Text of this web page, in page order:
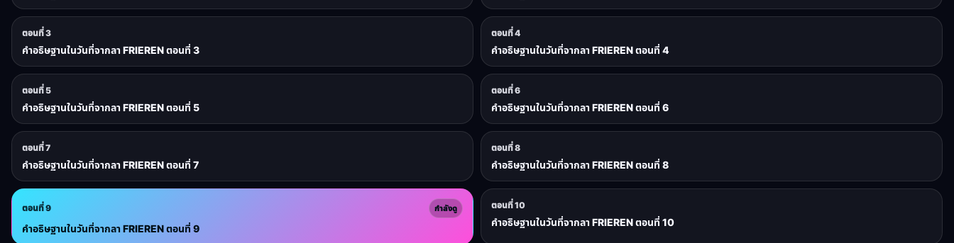
ตอนที่ 3
คำอธิษฐานในวันที่จากลา FRIEREN ตอนที่ 3
ตอนที่ 4
คำอธิษฐานในวันที่จากลา FRIEREN ตอนที่ 4
ตอนที่ 5
คำอธิษฐานในวันที่จากลา FRIEREN ตอนที่ 5
ตอนที่ 6
คำอธิษฐานในวันที่จากลา FRIEREN ตอนที่ 6
ตอนที่ 7
คำอธิษฐานในวันที่จากลา FRIEREN ตอนที่ 7
ตอนที่ 8
คำอธิษฐานในวันที่จากลา FRIEREN ตอนที่ 8
ตอนที่ 9 กำลังดู
คำอธิษฐานในวันที่จากลา FRIEREN ตอนที่ 9
ตอนที่ 10
คำอธิษฐานในวันที่จากลา FRIEREN ตอนที่ 10